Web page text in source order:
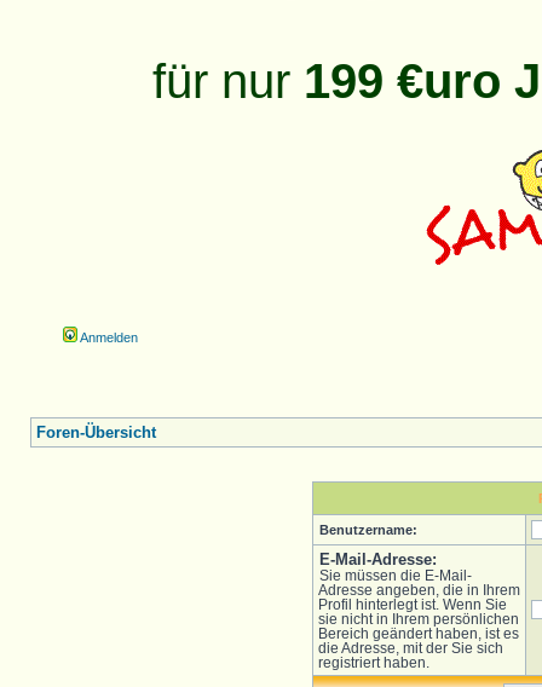
für nur 199 €uro
Anmelden
Foren-Übersicht
Benutzername:
E-Mail-Adresse:
Sie müssen die E-Mail-
Adresse angeben, die in Ihrem
Profil hinterlegt ist. Wenn Sie
sie nicht in Ihrem persönlichen
Bereich geändert haben, ist es
die Adresse, mit der Sie sich
registriert haben.